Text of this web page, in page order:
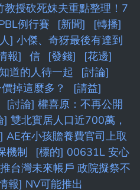
教授砍死妹夫重點整理！7
例行賽 [新聞]
[轉播]
] 小傑、奇犽最後有達到
報] 信 [發錢]
[花邊]
道的人待一起
[討論]
掉這麼多？
[請益]
[討論] 權喜原：不再公開
] 雙北實居人口近700萬，
AE在小孩贍養費官司上取
機制
[標的] 00631L 安心
台灣未來帳戶 政院擬祭不
報] NV可能推出